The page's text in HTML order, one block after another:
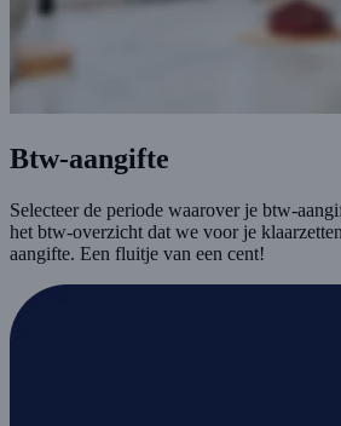
Btw-aangifte
Selecteer de periode waarover je btw-
het btw-overzicht dat we voor je
aangifte. Een fluitje van een cent!